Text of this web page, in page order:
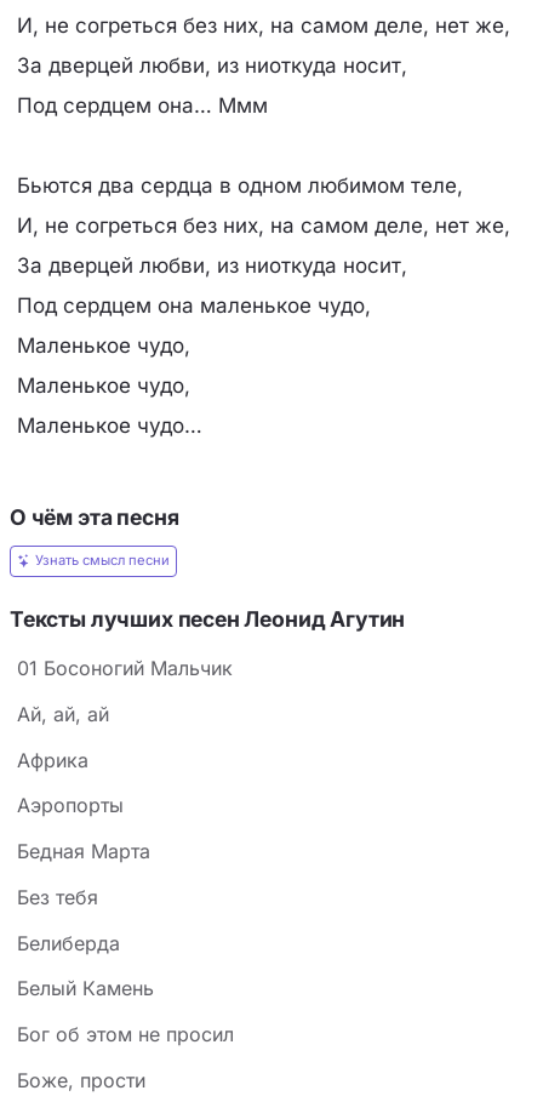
И, не согреться без них, на самом деле, нет же,
За дверцей любви, из ниоткуда носит,
Под сердцем она… Ммм
Бьются два сердца в одном любимом теле,
И, не согреться без них, на самом деле, нет же,
За дверцей любви, из ниоткуда носит,
Под сердцем она маленькое чудо,
Маленькое чудо,
Маленькое чудо,
Маленькое чудо…
О чём эта песня
Узнать смысл песни
Тексты лучших песен Леонид Агутин
01 Босоногий Мальчик
Ай, ай, ай
Африка
Аэропорты
Бедная Марта
Без тебя
Белиберда
Белый Камень
Бог об этом не просил
Боже, прости